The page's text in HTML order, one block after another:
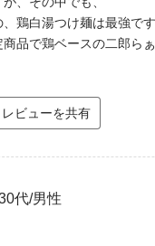
鶏白湯つけ麺は最強で
品で鶏ベースの二郎ら
レビューを共有
30代/男性